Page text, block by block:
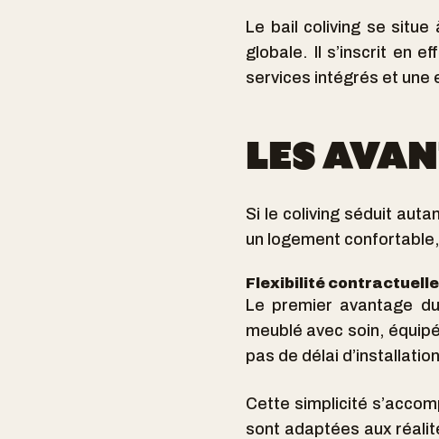
Le bail coliving se situe
globale. Il s’inscrit en
services intégrés et une
LES
Si le coliving séduit
un logement
Flexibilité contractuelle
Le premier avantage
meublé avec soin,
pas de délai
Cette simplicité
sont adaptées aux